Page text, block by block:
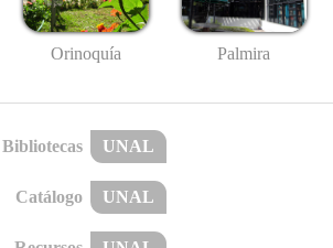
Orinoquía Palmira
Bibliotecas UNAL
Catálogo UNAL